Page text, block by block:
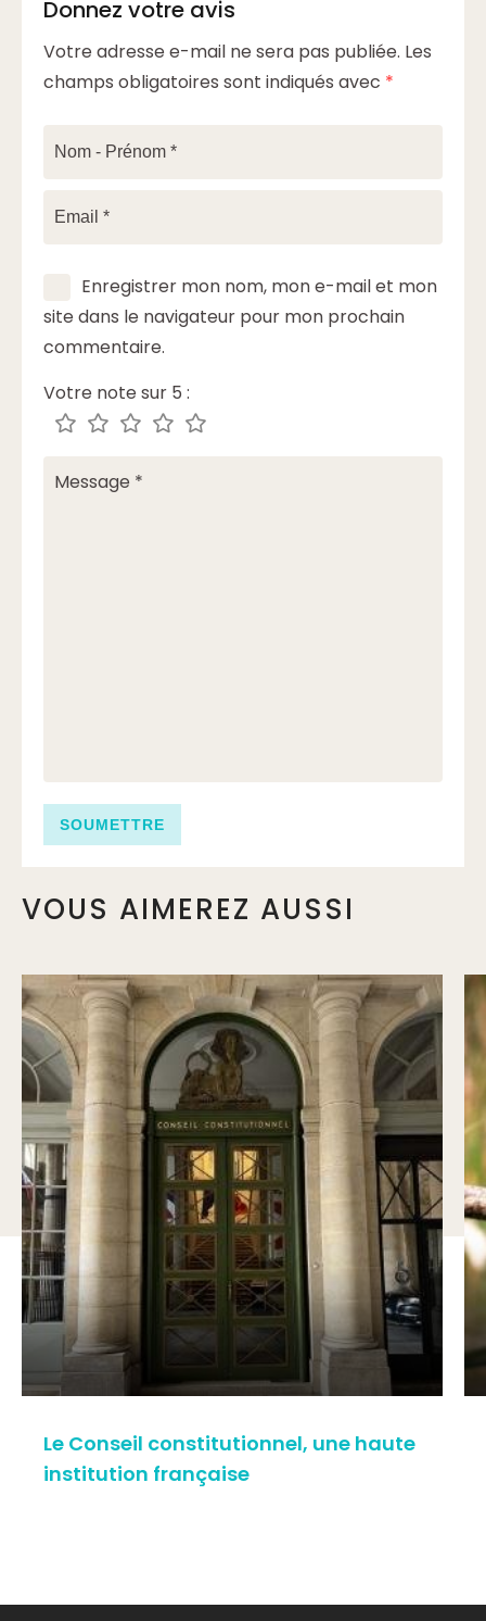
Donnez votre avis
Votre adresse e-mail ne sera pas publiée. Les
champs obligatoires sont indiqués avec *
Enregistrer mon nom, mon e-mail et mon
site dans le navigateur pour mon prochain
commentaire.
Votre note sur 5 :
VOUS AIMEREZ AUSSI
Le Conseil constitutionnel, une haute
institution française